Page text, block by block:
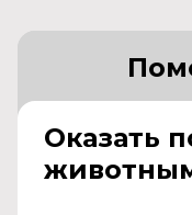
Оказать